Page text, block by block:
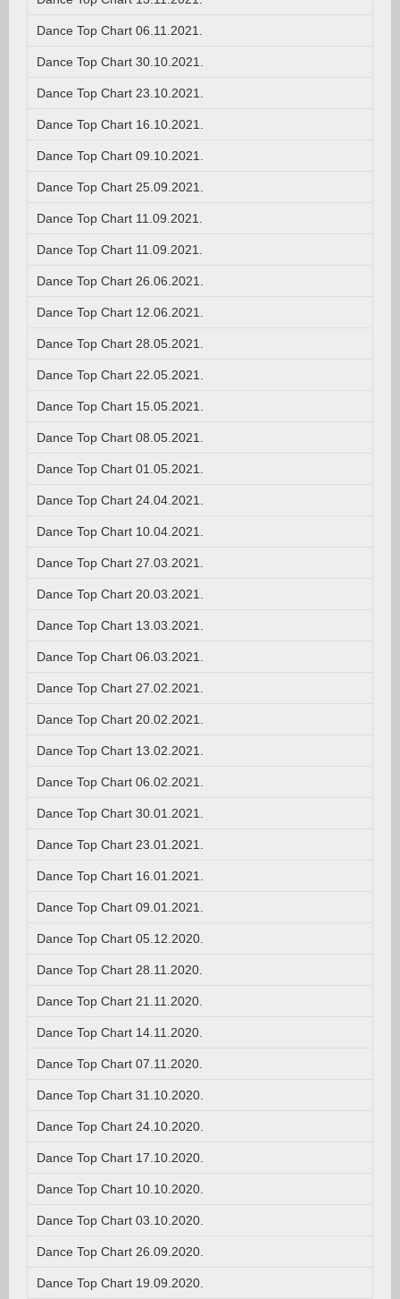
Dance Top Chart 06.11.2021.
Dance Top Chart 30.10.2021.
Dance Top Chart 23.10.2021.
Dance Top Chart 16.10.2021.
Dance Top Chart 09.10.2021.
Dance Top Chart 25.09.2021.
Dance Top Chart 11.09.2021.
Dance Top Chart 11.09.2021.
Dance Top Chart 26.06.2021.
Dance Top Chart 12.06.2021.
Dance Top Chart 28.05.2021.
Dance Top Chart 22.05.2021.
Dance Top Chart 15.05.2021.
Dance Top Chart 08.05.2021.
Dance Top Chart 01.05.2021.
Dance Top Chart 24.04.2021.
Dance Top Chart 10.04.2021.
Dance Top Chart 27.03.2021.
Dance Top Chart 20.03.2021.
Dance Top Chart 13.03.2021.
Dance Top Chart 06.03.2021.
Dance Top Chart 27.02.2021.
Dance Top Chart 20.02.2021.
Dance Top Chart 13.02.2021.
Dance Top Chart 06.02.2021.
Dance Top Chart 30.01.2021.
Dance Top Chart 23.01.2021.
Dance Top Chart 16.01.2021.
Dance Top Chart 09.01.2021.
Dance Top Chart 05.12.2020.
Dance Top Chart 28.11.2020.
Dance Top Chart 21.11.2020.
Dance Top Chart 14.11.2020.
Dance Top Chart 07.11.2020.
Dance Top Chart 31.10.2020.
Dance Top Chart 24.10.2020.
Dance Top Chart 17.10.2020.
Dance Top Chart 10.10.2020.
Dance Top Chart 03.10.2020.
Dance Top Chart 26.09.2020.
Dance Top Chart 19.09.2020.